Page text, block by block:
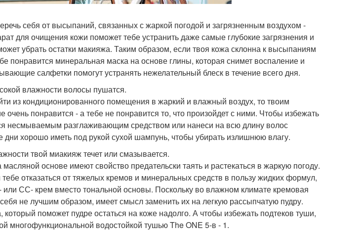
себя от высыпаний, связанных с жаркой погодой и загрязненным воздухом -
для очищения кожи поможет тебе устранить даже самые глубокие загрязнения и
убрать остатки макияжа. Таким образом, если твоя кожа склонна к высыпаниям
понравится минеральная маска на основе глины, которая снимет воспаление и
салфетки помогут устранять нежелательный блеск в течение всего дня.
влажности волосы пушатся.
из кондиционированного помещения в жаркий и влажный воздух, то твоим
очень понравится - а тебе не понравится то, что произойдет с ними. Чтобы избежать
несмываемым разглаживающим средством или нанеси на всю длину волос
хорошо иметь под рукой сухой шампунь, чтобы убирать излишнюю влагу.
твой миакияж течет или смазывается.
основе имеют свойство предательски таять и растекаться в жаркую погоду.
отказаться от тяжелых кремов и минеральных средств в пользу жидких формул,
СС- крем вместо тональной основы. Поскольку во влажном климате кремовая
не лучшим образом, имеет смысл заменить их на легкую рассыпчатую пудру.
поможет пудре остаться на коже надолго. А чтобы избежать подтеков туши,
многофункциональной водостойкой тушью The ONE 5-в - 1.